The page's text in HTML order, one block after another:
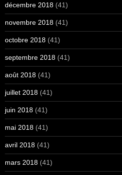
décembre 2018 (41)
novembre 2018 (41)
octobre 2018 (41)
septembre 2018 (41)
août 2018 (41)
juillet 2018 (41)
juin 2018 (41)
mai 2018 (41)
avril 2018 (41)
mars 2018 (41)